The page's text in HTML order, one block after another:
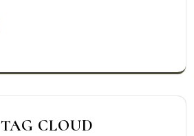
TAG CLOUD